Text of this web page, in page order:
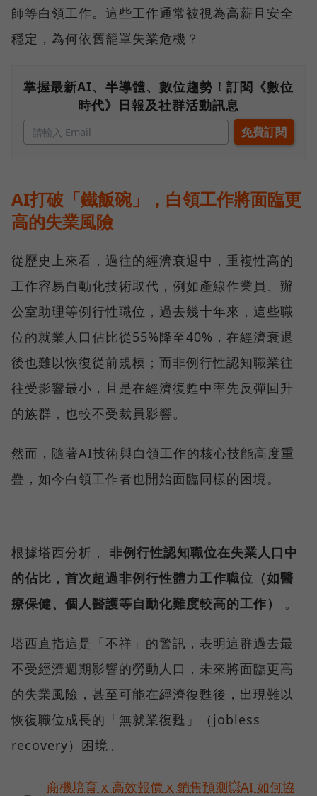
師等白領工作。這些工作通常被視為高薪且安全
穩定，為何依舊籠罩失業危機？
掌握最新AI、半導體、數位趨勢！訂閱《數位
時代》日報及社群活動訊息
AI打破「鐵飯碗」，白領工作將面臨更
高的失業風險
從歷史上來看，過往的經濟衰退中，重複性高的
工作容易自動化技術取代，例如產線作業員、辦
公室助理等例行性職位，過去幾十年來，這些職
位的就業人口佔比從55%降至40%，在經濟衰退
後也難以恢復從前規模；而非例行性認知職業往
往受影響最小，且是在經濟復甦中率先反彈回升
的族群，也較不受裁員影響。
然而，隨著AI技術與白領工作的核心技能高度重
疊，如今白領工作者也開始面臨同樣的困境。
根據塔西分析， 非例行性認知職位在失業人口中
的佔比，首次超過非例行性體力工作職位（如醫
療保健、個人醫護等自動化難度較高的工作）
。
塔西直指這是「不祥」的警訊，表明這群過去最
不受經濟週期影響的勞動人口，未來將面臨更高
的失業風險，甚至可能在經濟復甦後，出現難以
恢復職位成長的「無就業復甦」（jobless
recovery）困境。
商機培育 x 高效報價 x 銷售預測💥AI 如何協